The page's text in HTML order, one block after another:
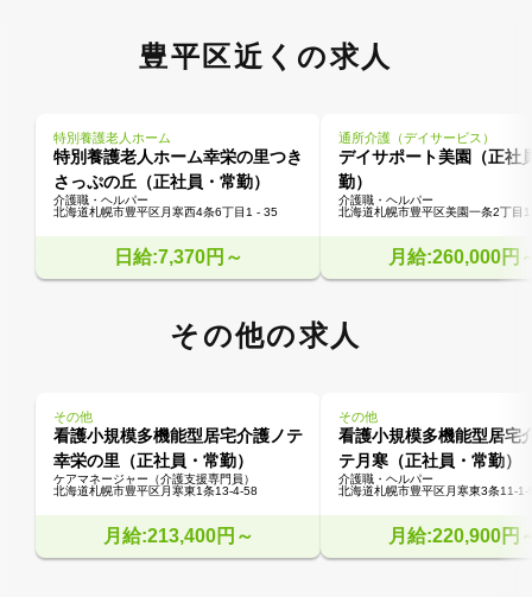
豊平区近くの求人
特別養護老人ホーム
特別養護老人ホーム幸栄の里つき
さっぷの丘（正社員・常勤）
介護職・ヘルパー
北海道札幌市豊平区月寒西4条6丁目1 - 35
日給:7,370円～
通所介護（デイサービス）
デイサポート美園（正社
勤）
介護職・ヘルパー
北海道札幌市豊平区美園一条2丁目
月給:260,000円
その他の求人
その他
看護小規模多機能型居宅介護ノテ
幸栄の里（正社員・常勤）
ケアマネージャー（介護支援専門員）
北海道札幌市豊平区月寒東1条13-4-58
月給:213,400円～
その他
看護小規模多機能型居宅
テ月寒（正社員・常勤）
介護職・ヘルパー
北海道札幌市豊平区月寒東3条11-1-
月給:220,900円